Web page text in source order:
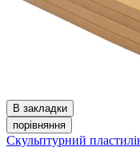
В закладки
порівняння
Скульптурний